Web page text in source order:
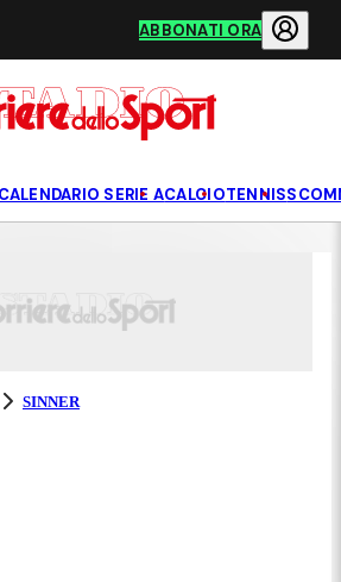
ABBONATI ORA
CALENDARIO SERIE ACALCIOTENNIS
SINNER